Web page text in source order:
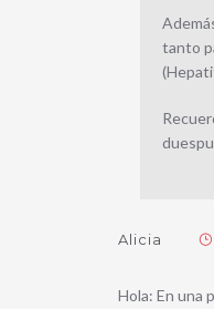
tanto
Alicia
Hola: En una